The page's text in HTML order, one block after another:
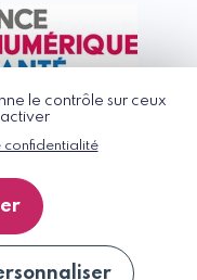
le contrôle sur ceux
confidentialité
conforme